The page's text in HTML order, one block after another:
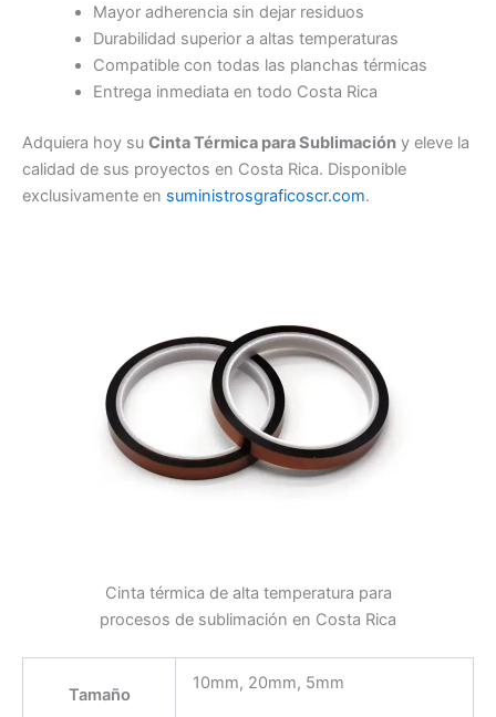
Mayor adherencia sin dejar residuos
Durabilidad superior a altas temperaturas
Compatible con todas las planchas térmicas
Entrega inmediata en todo Costa Rica
Adquiera hoy su Cinta Térmica para Sublimación y eleve la
calidad de sus proyectos en Costa Rica. Disponible
exclusivamente en suministrosgraficoscr.com.
Cinta térmica de alta temperatura para
procesos de sublimación en Costa Rica
Tamaño
10mm, 20mm, 5mm